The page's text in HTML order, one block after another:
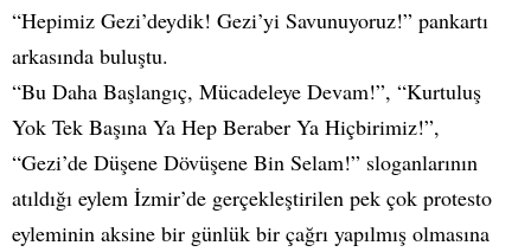
“Hepimiz Gezi’deydik! Gezi’yi Savunuyoruz!” pankartı
arkasında buluştu.
“Bu Daha Başlangıç, Mücadeleye Devam!”, “Kurtuluş
Yok Tek Başına Ya Hep Beraber Ya Hiçbirimiz!”,
“Gezi’de Düşene Dövüşene Bin Selam!” sloganlarının
atıldığı eylem İzmir’de gerçekleştirilen pek çok protesto
eyleminin aksine bir günlük bir çağrı yapılmış olmasına